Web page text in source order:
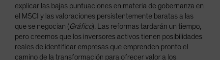
explicar las bajas puntuaciones en materia de gobernanza en
el MSCI y las valoraciones persistentemente baratas a las
que se negocian (Gráfico). Las reformas tardarán un tiempo,
pero creemos que los inversores activos tienen posibilidades
reales de identificar empresas que emprenden pronto el
camino de la transformación para ofrecer valor a los